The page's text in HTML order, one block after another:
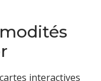
interactives